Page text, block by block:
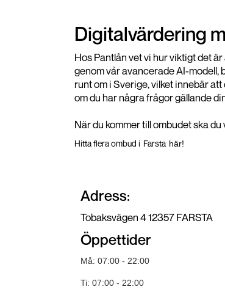
Digitalvärdering
Hos Pantlån vet vi hur viktigt det
genom vår avancerade AI-modell,
runt om i Sverige, vilket innebär
om du har några frågor gällande
När du kommer till ombudet ska
Hitta flera ombud i Farsta här!
Adress:
Tobaksvägen 4 12357 FARSTA
Öppettider
Må: 07:00 - 22:00
Ti: 07:00 - 22:00